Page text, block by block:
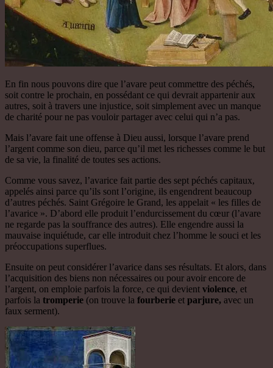
En fin nous pouvons dire que l’avare peut commettre des péchés,
soit contre le prochain, en possédant ce qui devrait appartenir aux
autres, soit à travers une injustice, soit simplement avec un manque
de charité pour ne pas vouloir partager avec celui qui n’a pas.
Mais l’avare fait une offense à Dieu aussi, lorsque l’avare prend
l’argent comme son dieu, parce qu’il met les richesses comme le but
de sa vie, la finalité de toutes ses actions.
Comme vous savez, l’avarice fait partie des sept péchés capitaux,
appelés ainsi parce qu’ils sont l’origine, ils engendrent beaucoup
d’autres péchés. Saint Grégoire le Grand, les appelait « les filles de
l’avarice ». D’abord elle produit l’endurcissement du cœur (l’avare
ne regarde pas la souffrance des autres). Elle engendre aussi la
mauvaise inquiétude, car elle introduit chez l’homme le souci et les
préoccupations superflues.
Ensuite on peut considérer l’avarice dans ses résultats. Et alors, dans
l’acquisition des biens non nécessaires ou pour avoir encore de
l’argent, on emploie parfois la force, ce qui devient violence, et
parfois la tromperie (on trouve la fourberie et parjure, avec un
faux serment).